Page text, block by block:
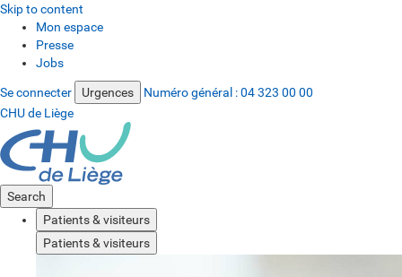
Skip to content
Mon espace
Presse
Jobs
Se connecter Urgences Numéro général :04 323 00 00
CHU de Liège
Search
Patients & visiteurs
Patients & visiteurs